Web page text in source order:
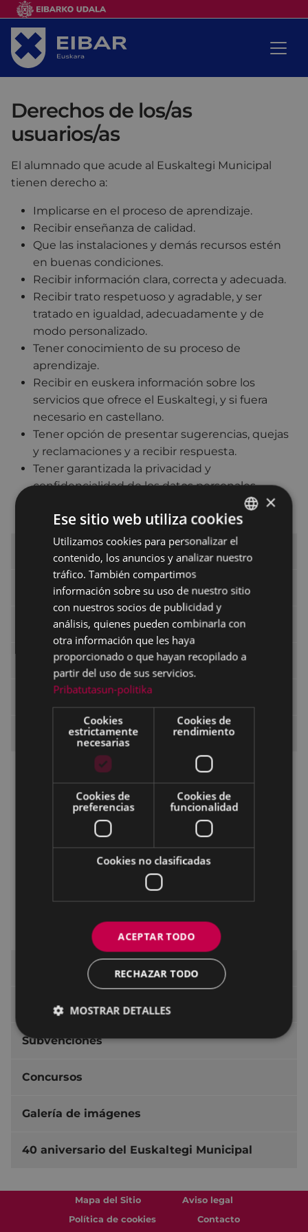
Derechos de los/as
usuarios/as
El alumnado que acude al Euskaltegi Municipal
tienen derecho a:
Implicarse en el proceso de aprendizaje.
Recibir enseñanza de calidad.
Que las instalaciones y demás recursos estén
en buenas condiciones.
Recibir información clara, correcta y adecuada.
Recibir trato respetuoso y agradable, y ser
tratado en igualdad, adecuadamente y de
modo personalizado.
Tener conocimiento de su proceso de
aprendizaje.
Recibir en euskera información sobre los
servicios que ofrece el Euskaltegi, y si fuera
necesario en castellano.
Tener opción de presentar sugerencias, quejas
y reclamaciones y a recibir respuesta.
Tener garantizada la privacidad y
confidencialidad de los datos personales
Euskaltegi municipal de Eibar
Oferta
Matrícula
Exámenes y acreditaciones de HABE
Preguntas frecuentes - Información general
Carta de Servicios
Compromisos
Derechos de los/as usuarios/as
Modos de participación de los/as
Normativas y leyes
Encuesta de valoración
Campañas especiales
Recién llegados
Subvenciones
Concursos
Galería de imágenes
40 aniversario del Euskaltegi Municipal
Mapa del Sitio
Aviso legal
Política de cookies
Contacto
BASQUE
SPANISH
×
Ese sitio web utiliza cookies
Utilizamos cookies para personalizar el
contenido, los anuncios y analizar nuestro
tráfico. También compartimos
información sobre su uso de nuestro sitio
con nuestros socios de publicidad y
análisis, quienes pueden combinarla con
otra información que les haya
proporcionado o que hayan recopilado a
partir del uso de sus servicios.
Pribatutasun-politika
Cookies
estrictamente
necesarias
Cookies de
rendimiento
Cookies de
preferencias
Cookies de
funcionalidad
Cookies no clasificadas
ACEPTAR TODO
RECHAZAR TODO
MOSTRAR DETALLES